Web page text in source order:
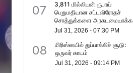
07
3,811 மில்லியன் ரூபாய்
பெறுமதியான சட்டவிரோதச்
சொத்துக்களை அரசுடமையாக்க
அவதானம்
Jul 31, 2026 -07:30 PM
08
மிரிஸ்ஸயில் துப்பாக்கிச் சூடு:
ஒருவர் காயம்
Jul 31, 2026 -09:14 PM